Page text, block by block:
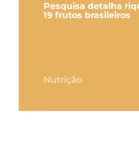
Pesquisa detalha
19 frutos brasileiros
Nutrição